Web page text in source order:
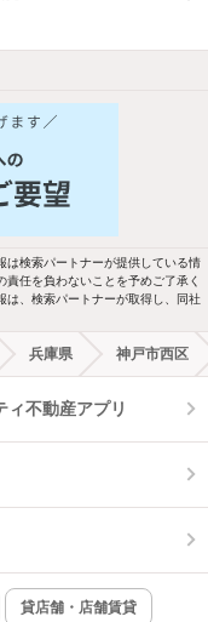
階以上
ット相談
立洗面台
都市ガス
ートロック
ンターネット無料
は検索パートナーが提供している情
任を負わないことを予めご了承く
は、検索パートナーが取得し、同社
兵庫県 神戸市西区
ィ不動産アプリ
貸店舗・店舗賃貸